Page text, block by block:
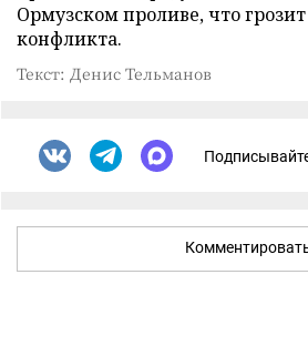
Ормузском проливе, что
конфликта.
Текст: Денис Тельманов